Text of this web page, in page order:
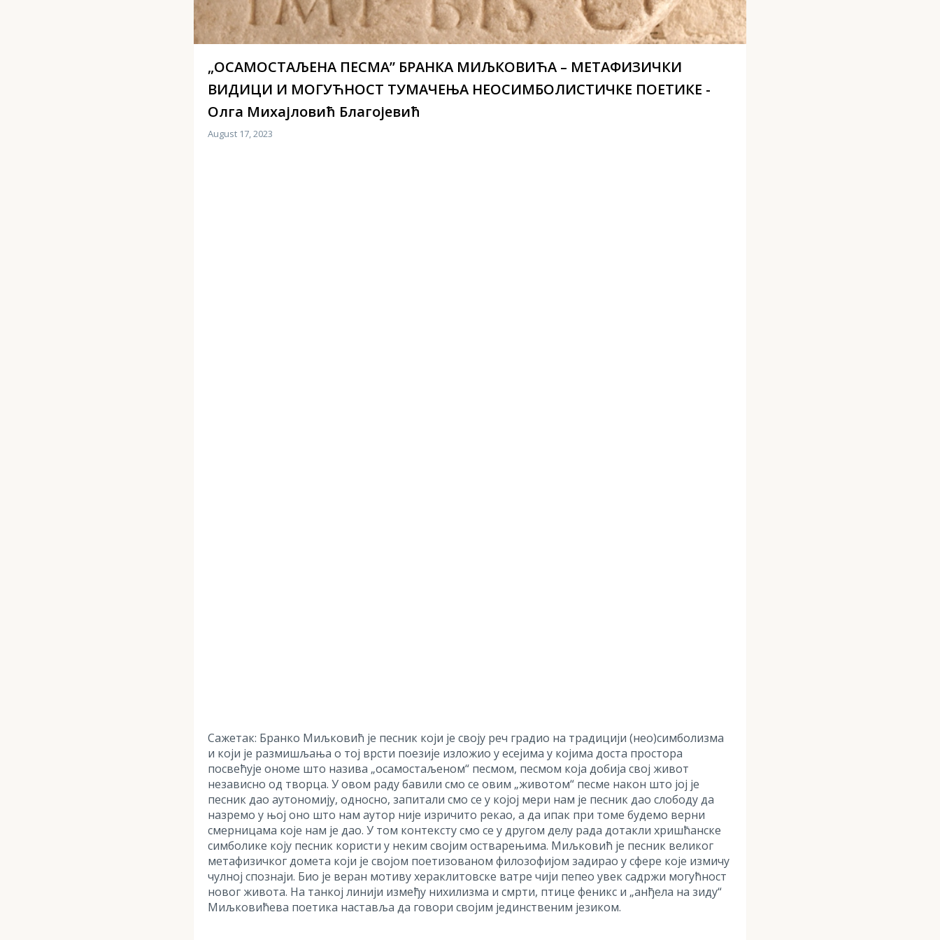
„ОСАМОСТАЉЕНА ПЕСМА” БРАНКА МИЉКОВИЋА – МЕТАФИЗИЧКИ
ВИДИЦИ И МОГУЋНОСТ ТУМАЧЕЊА НЕОСИМБОЛИСТИЧКЕ ПОЕТИКЕ -
Олга Михајловић Благојевић
August 17, 2023
Сажетак: Бранко Миљковић је песник који је своју реч градио на традицији (нео)симболизма
и који је размишљања о тој врсти поезије изложио у есејима у којима доста простора
посвећује ономе што назива „осамостаљеном“ песмом, песмом која добија свој живот
независно од творца. У овом раду бавили смо се овим „животом“ песме након што јој је
песник дао аутономију, односно, запитали смо се у којој мери нам је песник дао слободу да
назремо у њој оно што нам аутор није изричито рекао, а да ипак при томе будемо верни
смерницама које нам је дао. У том контексту смо се у другом делу рада дотакли хришћанске
симболике коју песник користи у неким својим остварењима. Миљковић је песник великог
метафизичког домета који је својом поетизованом филозофијом задирао у сфере које измичу
чулној спознаји. Био је веран мотиву хераклитовске ватре чији пепео увек садржи могућност
новог живота. На танкој линији између нихилизма и смрти, птице феникс и „анђела на зиду“
Миљковићева поетика наставља да говори својим јединственим језиком.